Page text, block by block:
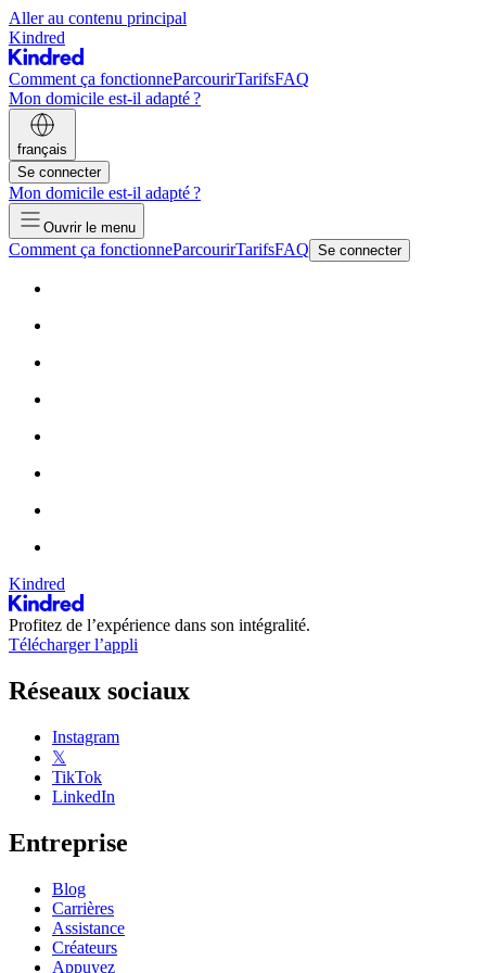
Aller au contenu principal
Kindred
Comment ça fonctionneParcourirTarifsFAQ
Mon domicile est-il adapté ?
français
Se connecter
Mon domicile est-il adapté ?
Ouvrir le menu
Comment ça fonctionneParcourirTarifsFAQ Se connecter
Kindred
Profitez de l’expérience dans son intégralité.
Télécharger l’appli
Réseaux sociaux
Instagram
𝕏
TikTok
LinkedIn
Entreprise
Blog
Carrières
Assistance
Créateurs
Appuyez